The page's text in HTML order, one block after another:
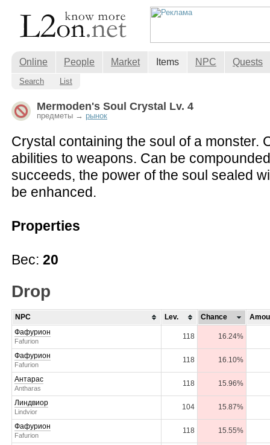
Online People Market Items NPC Quests
Search List
Mermoden's Soul Crystal Lv. 4
предметы → рынок
Crystal containing the soul of a monster.
abilities to weapons. Can be
succeeds, the power of the soul sealed
be enhanced.
Properties
Вес: 20
Drop
NPC Lev. Chance
Фафурион
Fafurion
118 16.24%
Фафурион
Fafurion
118 16.10%
Антарас
Antharas
118 15.96%
Линдвиор
Lindvior
104 15.87%
Фафурион
Fafurion
118 15.55%